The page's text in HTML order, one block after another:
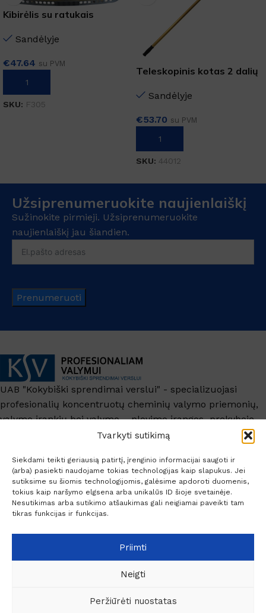
Tvarkyti sutikimą
Siekdami teikti geriausią patirtį, įrenginio informacijai saugoti ir
(arba) pasiekti naudojame tokias technologijas kaip slapukus. Jei
sutiksime su šiomis technologijomis, galėsime apdoroti duomenis,
tokius kaip naršymo elgsena arba unikalūs ID šioje svetainėje.
Nesutikimas arba sutikimo atšaukimas gali neigiamai paveikti tam
tikras funkcijas ir funkcijas.
Priimti
Neigti
Peržiūrėti nuostatas
Kibirėlis su ratukais
Sandėlyje
€47.64 su PVM
Į KREPŠELĮ
SKU: F305
Teleskopinis kotas 2 dalių
Sandėlyje
€53.70 su PVM
Į KREPŠELĮ
SKU: 44012
Užsiprenumeruokite naujienlaiškį
Sužinokite pirmieji. Užsiprenumeruokite
naujienlaiškį jau šiandien.
Prenumeruoti
UAB "Kokybiški sprendimai verslui" - specializuojasi
profesionalių koncentruotų cheminių valymo priemonių,
valymo įrankių bei valymo – plovimo įrangos prekyboje.
Naudinga
Paskyra
Socialiniai kontaktai
© 2026 Profesionaliam valymui.